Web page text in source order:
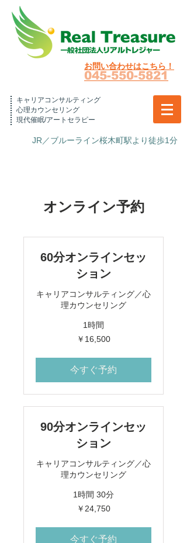
お問い合わせはこちら！
045-550-5821
キャリアコンサルティング
心理カウンセリング
現代催眠/アートセラピー
JR／ブルーライン桜木町駅より徒歩1分
オンライン予約
60分オンラインセッ
ション
キャリアコンサルティング／心
理カウンセリング
1時間
￥16,500
今すぐ予約
90分オンラインセッ
ション
キャリアコンサルティング／心
理カウンセリング
1時間 30分
￥24,750
今すぐ予約